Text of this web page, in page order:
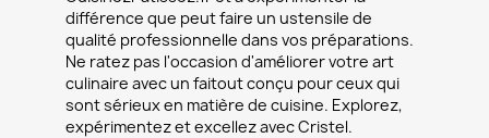
différence que peut faire un ustensile de
qualité professionnelle dans vos préparations.
Ne ratez pas l'occasion d'améliorer votre art
culinaire avec un faitout conçu pour ceux qui
sont sérieux en matière de cuisine. Explorez,
expérimentez et excellez avec Cristel.